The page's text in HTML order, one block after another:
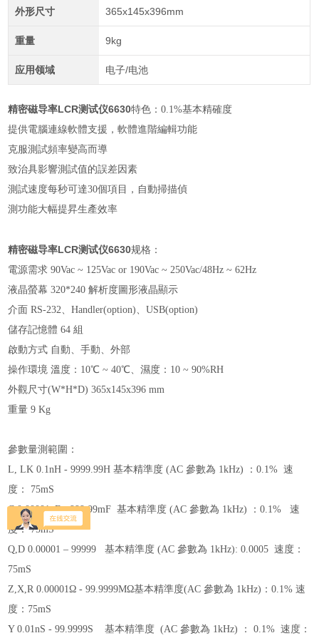
外形尺寸 365x145x396mm
重量 9kg
应用领域 电子/电池
精密磁导率LCR测试仪6630特色：0.1%基本精確度
提供電腦連線軟體支援，軟體進階編輯功能
克服測試頻率變高而導
致治具影響測試值的誤差因素
測試速度每秒可達30個項目，自動掃描偵
測功能大幅提昇生產效率
精密磁导率LCR测试仪6630规格：
電源需求 90Vac ~ 125Vac or 190Vac ~ 250Vac/48Hz ~ 62Hz
液晶螢幕 320*240 解析度圖形液晶顯示
介面 RS-232、Handler(option)、USB(option)
儲存記憶體 64 組
啟動方式 自動、手動、外部
操作環境 溫度：10℃ ~ 40℃、濕度：10 ~ 90%RH
外觀尺寸(W*H*D) 365x145x396 mm
重量 9 Kg
參數量測範圍：
L, LK 0.1nH - 9999.99H基本精準度 (AC 參數為 1kHz) ：0.1% 速
度： 75mS
C 0.00001pF - 999.99mF 基本精準度 (AC 參數為 1kHz) ：0.1% 速
度：75mS
Q,D 0.00001 – 99999 基本精準度 (AC 參數為 1kHz): 0.0005 速度：
75mS
Z,X,R 0.00001Ω - 99.9999MΩ基本精準度(AC 參數為 1kHz)：0.1% 速
度： 75mS
Y 0.01nS - 99.9999S 基本精準度 (AC 參數為 1kHz) ： 0.1% 速度：